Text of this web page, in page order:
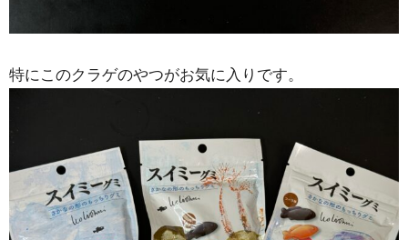
特にこのクラゲのやつがお気に入りです。